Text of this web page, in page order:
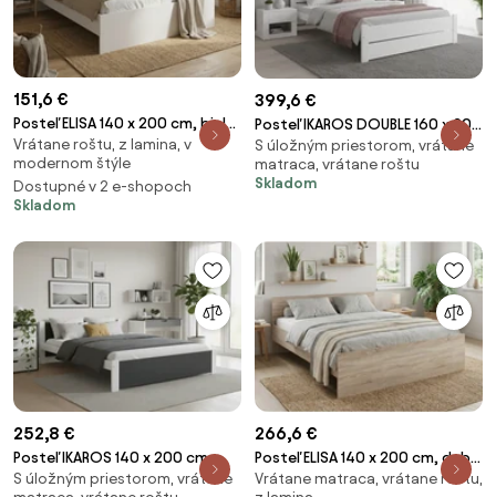
151,6 €
Posteľ ELISA 140 x 200 cm, biela
Rošt: S lamelovým roštom,
Matrac: Bez matraca
Vrátane roštu, z lamina, v
modernom štýle
Dostupné v 2 e-shopoch
Skladom
399,6 €
Posteľ IKAROS DOUBLE 160 x 200
cm, biela Rošt: S latkovým
roštom, Matrac: Matrac
COCO MAXI 20 cm
S úložným priestorom, vrátane
matraca, vrátane roštu
Skladom
252,8 €
Posteľ IKAROS 140 x 200 cm,
antracit/biela Rošt: S
S úložným priestorom, vrátane
266,6 €
Posteľ ELISA 140 x 200 cm, dub
sonoma Rošt: S lamelovým
Vrátane matraca, vrátane roštu,